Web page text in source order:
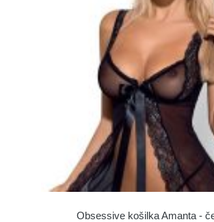
Obsessive košilka Amanta -